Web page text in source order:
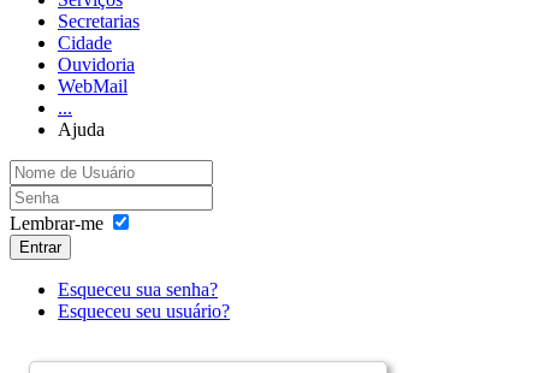
Secretarias
Cidade
Ouvidoria
WebMail
...
Ajuda
Lembrar-me
Entrar
Esqueceu sua senha?
Esqueceu seu usuário?